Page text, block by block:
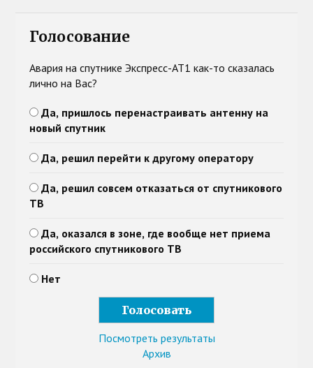
Голосование
Авария на спутнике Экспресс-АТ1 как-то сказалась
лично на Вас?
Да, пришлось перенастраивать антенну на
новый спутник
Да, решил перейти к другому оператору
Да, решил совсем отказаться от спутникового
ТВ
Да, оказался в зоне, где вообще нет приема
российского спутникового ТВ
Нет
Посмотреть результаты
Архив